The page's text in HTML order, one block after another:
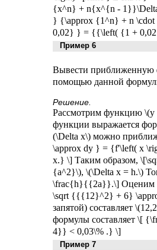
{x^n} + n{x^{n - 1}}\Delta
} {\approx {1^n} + n
0,02} } = {{\left( {1 +
Пример 6
Вывести
помощью данной
Решение.
Рассмотрим функцию \(y
функции выражается
(\Delta x\) можно
\approx dy } = {f'\left( x
x.} \] Таким образом,
{a^2}\), \(\Delta x = h.\)
\frac{h}{{2a}}.\] Оценим
\sqrt {{{12}^2} + 6}
запятой) составляет
формулы составляет \[
4}} < 0,03\% .} \]
Пример 7